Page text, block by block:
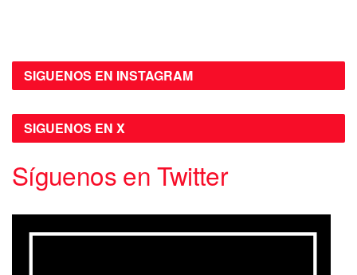
SIGUENOS EN INSTAGRAM
SIGUENOS EN X
Síguenos en Twitter